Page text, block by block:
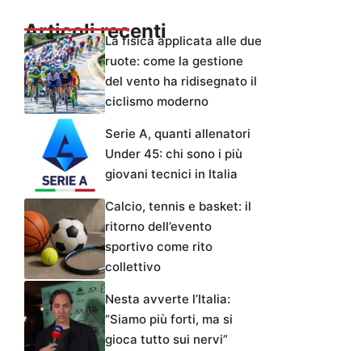
Articoli recentiLa fisica applicata alle due
ruote: come la gestione
del vento ha ridisegnato il
ciclismo moderno
Serie A, quanti allenatori
Under 45: chi sono i più
giovani tecnici in Italia
Calcio, tennis e basket: il
ritorno dell’evento
sportivo come rito
collettivo
Nesta avverte l’Italia:
“Siamo più forti, ma si
gioca tutto sui nervi”